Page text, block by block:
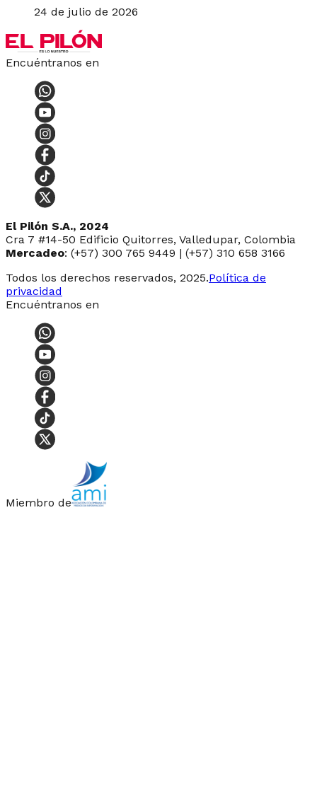
24 de julio de 2026
Encuéntranos en
El Pilón S.A., 2024
Cra 7 #14-50 Edificio Quitorres, Valledupar, Colombia
Mercadeo: (+57) 300 765 9449 | (+57) 310 658 3166
Todos los derechos reservados, 2025.Política de
privacidad
Encuéntranos en
Miembro de